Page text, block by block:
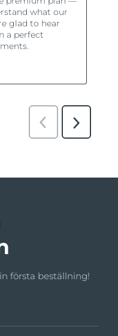
första beställning!